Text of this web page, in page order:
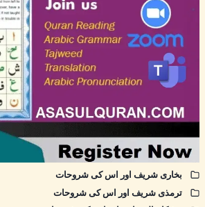
بخاری شریف اور اس کی شروحات
ترمذی شریف اور اس کی شروحات